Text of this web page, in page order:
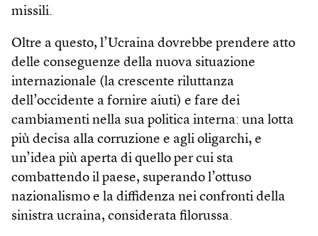
missili.
Oltre a questo, l’Ucraina dovrebbe prendere atto
delle conseguenze della nuova situazione
internazionale (la crescente riluttanza
dell’occidente a fornire aiuti) e fare dei
cambiamenti nella sua politica interna: una lotta
più decisa alla corruzione e agli oligarchi, e
un’idea più aperta di quello per cui sta
combattendo il paese, superando l’ottuso
nazionalismo e la diffidenza nei confronti della
sinistra ucraina, considerata filorussa.